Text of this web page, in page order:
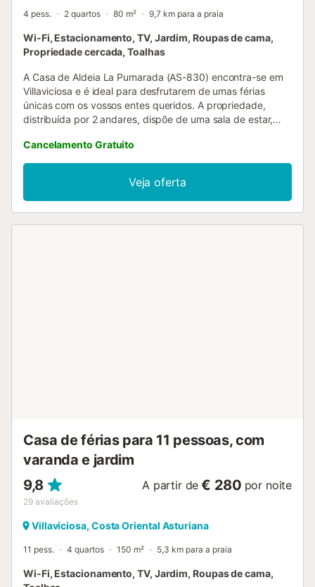
4 pess. 2 quartos 80 m² 9,7 km para a praia
Wi-Fi, Estacionamento, TV, Jardim, Roupas de cama,
Propriedade cercada, Toalhas
A Casa de Aldeia La Pumarada (AS-830) encontra-se em
Villaviciosa e é ideal para desfrutarem de umas férias
únicas com os vossos entes queridos. A propriedade,
distribuída por 2 andares, dispõe de uma sala de estar,
confortavelmente 4 pessoas. Entre as comodidades
adicionais incluem-se Wi-Fi, televisão e máquina de lavar
roupa. Também está disponível um berço para os
hóspedes que necessitarem. Esta casa rural oferece um
espaço exterior privado com jardim e zona de churrasco,
Cancelamento Gratuito
Veja oferta
Casa de férias para 11 pessoas, com
varanda e jardim
9,8
29 avaliações
A partir de € 280 por noite
Villaviciosa, Costa Oriental Asturiana
11 pess. 4 quartos 150 m² 5,3 km para a praia
Wi-Fi, Estacionamento, TV, Jardim, Roupas de cama,